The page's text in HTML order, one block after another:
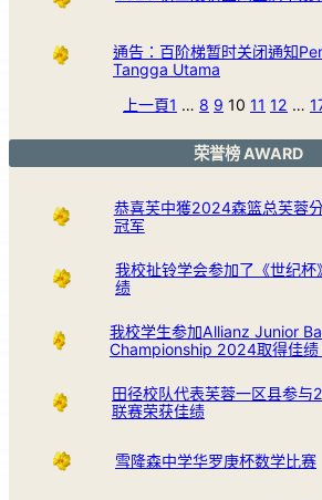
通告：百阶梯暂时关闭通知
Tangga Utama
上一頁1 … 8 9 10 11 12 …
荣誉榜 AWARD
恭喜芙中獲2024森篮总芙蓉
冠军
我校扯铃学会参加了《世纪
绩
我校学生参加Allianz Junior
Championship 2024取得佳绩
田径校队代表芙蓉一区县参
联赛荣获佳绩
雪隆森中学华罗庚杯数学比赛